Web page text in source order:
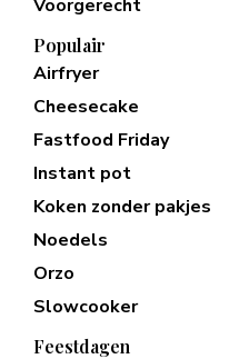
Voorgerecht
Populair
Airfryer
Cheesecake
Fastfood Friday
Instant pot
Koken zonder pakjes
Noedels
Orzo
Slowcooker
Feestdagen